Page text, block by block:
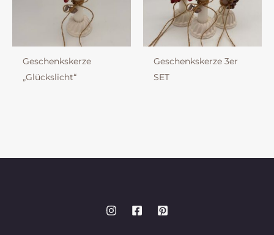
Geschenkskerze
„Glückslicht“
Geschenkskerze 3er
SET